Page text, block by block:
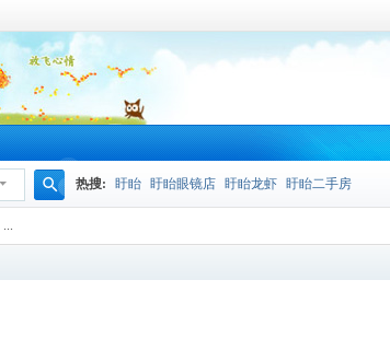
索
热搜: 盱眙 盱眙眼镜店 盱眙龙虾 盱眙二手房